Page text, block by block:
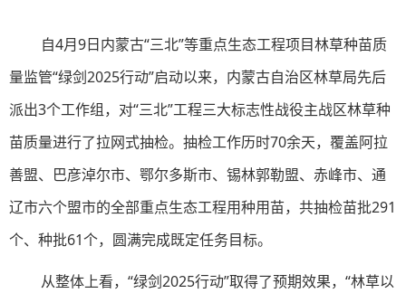
自4月9日内蒙古“三北”等重点生态工程项目林草种苗质
量监管“绿剑2025行动”启动以来，内蒙古自治区林草局先后
派出3个工作组，对“三北”工程三大标志性战役主战区林草种
苗质量进行了拉网式抽检。抽检工作历时70余天，覆盖阿拉
善盟、巴彦淖尔市、鄂尔多斯市、锡林郭勒盟、赤峰市、通
辽市六个盟市的全部重点生态工程用种用苗，共抽检苗批291
个、种批61个，圆满完成既定任务目标。
从整体上看，“绿剑2025行动”取得了预期效果，“林草以